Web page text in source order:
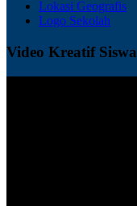
Lokasi Geografis
Logo Sekolah
Video Kreatif Siswa